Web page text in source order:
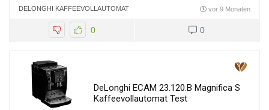
DELONGHI KAFFEEVOLLAUTOMAT vor 9 Monaten
0 0
DeLonghi ECAM 23.120.B Magnifica S
Kaffeevollautomat Test